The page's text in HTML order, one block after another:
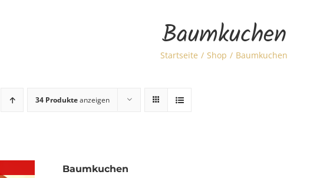
Baumkuchen
Startseite Shop Baumkuchen
34 Produkteanzeigen
Baumkuchen